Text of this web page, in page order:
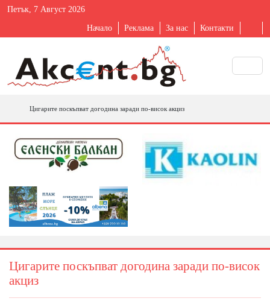
Петък, 7 Август 2026
Начало Реклама За нас Контакти
Цигарите поскъпват догодина заради по-висок акциз
Цигарите поскъпват догодина заради по-висок
акциз